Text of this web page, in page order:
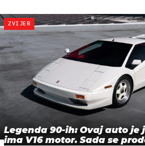
ZVIJER
Legenda 90-ih: Ovaj auto je
ima V16 motor. Sada se